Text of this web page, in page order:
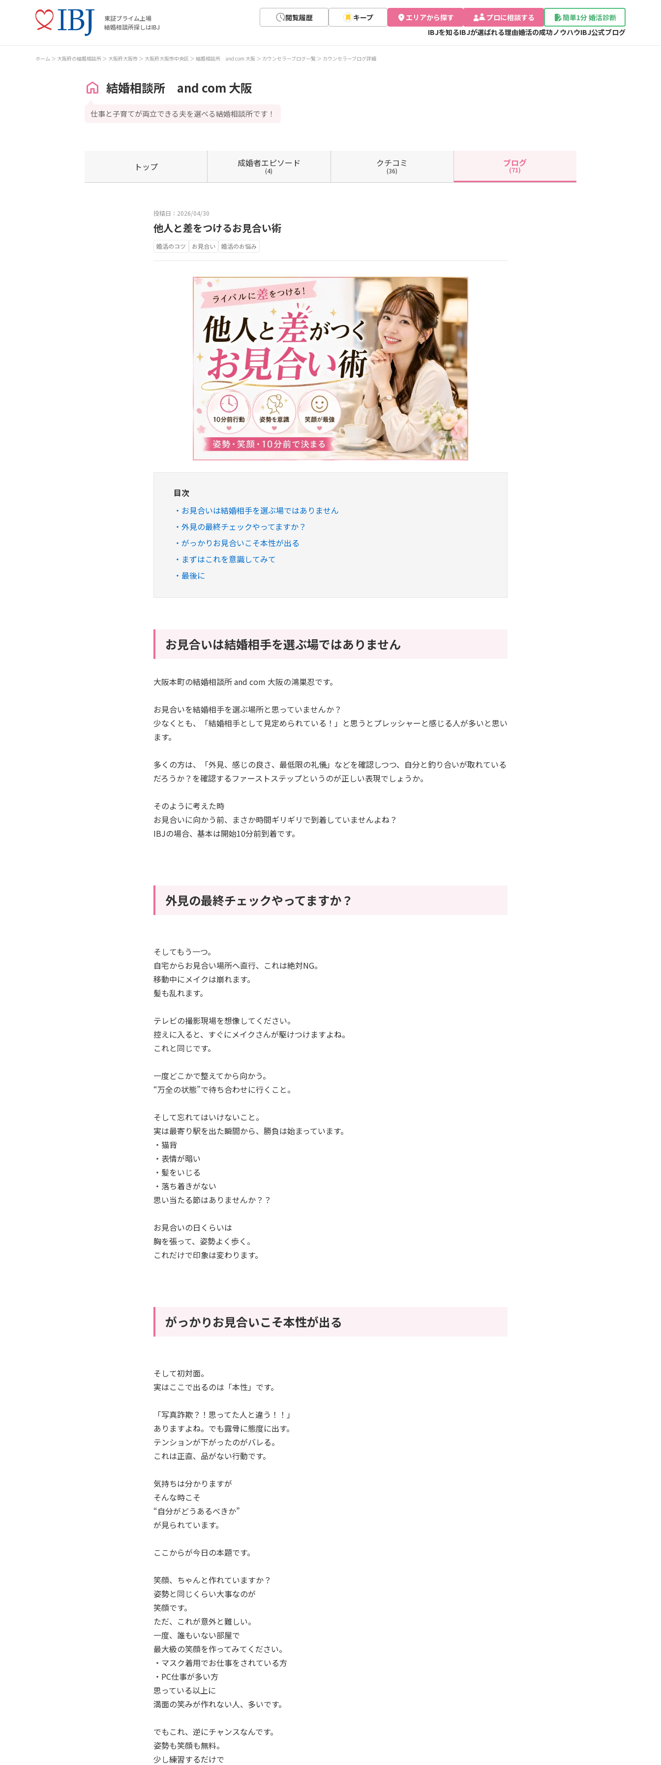
東証プライム上場
結婚相談所探しはIBJ
閲覧履歴 キープ エリアから探す プロに相談する
簡単1分 婚活診断
IBJを知るIBJが選ばれる理由婚活の成功ノウハウIBJ公式ブログ
ホーム 大阪府の結婚相談所 大阪府大阪市 大阪府大阪市中央区 結婚相談所 and com 大阪 カウンセラーブログ一覧 カウンセラーブログ詳細
結婚相談所 and com 大阪
仕事と子育てが両立できる夫を選べる結婚相談所です！
トップ 成婚者エピソード
(4)
クチコミ
(36)
ブログ
(71)
投稿日：2026/04/30
他人と差をつけるお見合い術
婚活のコツ お見合い 婚活のお悩み
目次
お見合いは結婚相手を選ぶ場ではありません
外見の最終チェックやってますか？
がっかりお見合いこそ本性が出る
まずはこれを意識してみて
最後に
お見合いは結婚相手を選ぶ場ではありません
大阪本町の結婚相談所 and com 大阪の鴻巣忍です。
お見合いを結婚相手を選ぶ場所と思っていませんか？
少なくとも、「結婚相手として見定められている！」と思うとプレッシャーと感じる人が多いと思い
ます。
多くの方は、「外見、感じの良さ、最低限の礼儀」などを確認しつつ、自分と釣り合いが取れている
だろうか？を確認するファーストステップというのが正しい表現でしょうか。
そのように考えた時
お見合いに向かう前、まさか時間ギリギリで到着していませんよね？
IBJの場合、基本は開始10分前到着です。
外見の最終チェックやってますか？
そしてもう一つ。
自宅からお見合い場所へ直行、これは絶対NG。
移動中にメイクは崩れます。
髪も乱れます。
テレビの撮影現場を想像してください。
控えに入ると、すぐにメイクさんが駆けつけますよね。
これと同じです。
一度どこかで整えてから向かう。
“万全の状態”で待ち合わせに行くこと。
そして忘れてはいけないこと。
実は最寄り駅を出た瞬間から、勝負は始まっています。
・猫背
・表情が暗い
・髪をいじる
・落ち着きがない
思い当たる節はありませんか？？
お見合いの日くらいは
胸を張って、姿勢よく歩く。
これだけで印象は変わります。
がっかりお見合いこそ本性が出る
そして初対面。
実はここで出るのは「本性」です。
「写真詐欺？！思ってた人と違う！！」
ありますよね。でも露骨に態度に出す。
テンションが下がったのがバレる。
これは正直、品がない行動です。
気持ちは分かりますが
そんな時こそ
“自分がどうあるべきか”
が見られています。
ここからが今日の本題です。
笑顔、ちゃんと作れていますか？
姿勢と同じくらい大事なのが
笑顔です。
ただ、これが意外と難しい。
一度、誰もいない部屋で
最大級の笑顔を作ってみてください。
・マスク着用でお仕事をされている方
・PC仕事が多い方
思っている以上に
満面の笑みが作れない人、多いです。
でもこれ、逆にチャンスなんです。
姿勢も笑顔も無料。
少し練習するだけで